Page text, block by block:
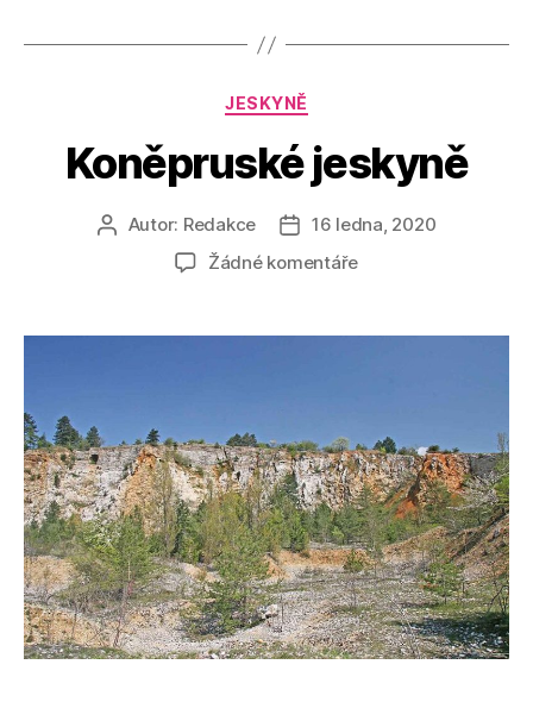
Rubriky
JESKYNĚ
Koněpruské jeskyně
Autor
příspěvku
Autor: Redakce
Datum
příspěvku
16 ledna, 2020
Žádné komentářeu
názvem